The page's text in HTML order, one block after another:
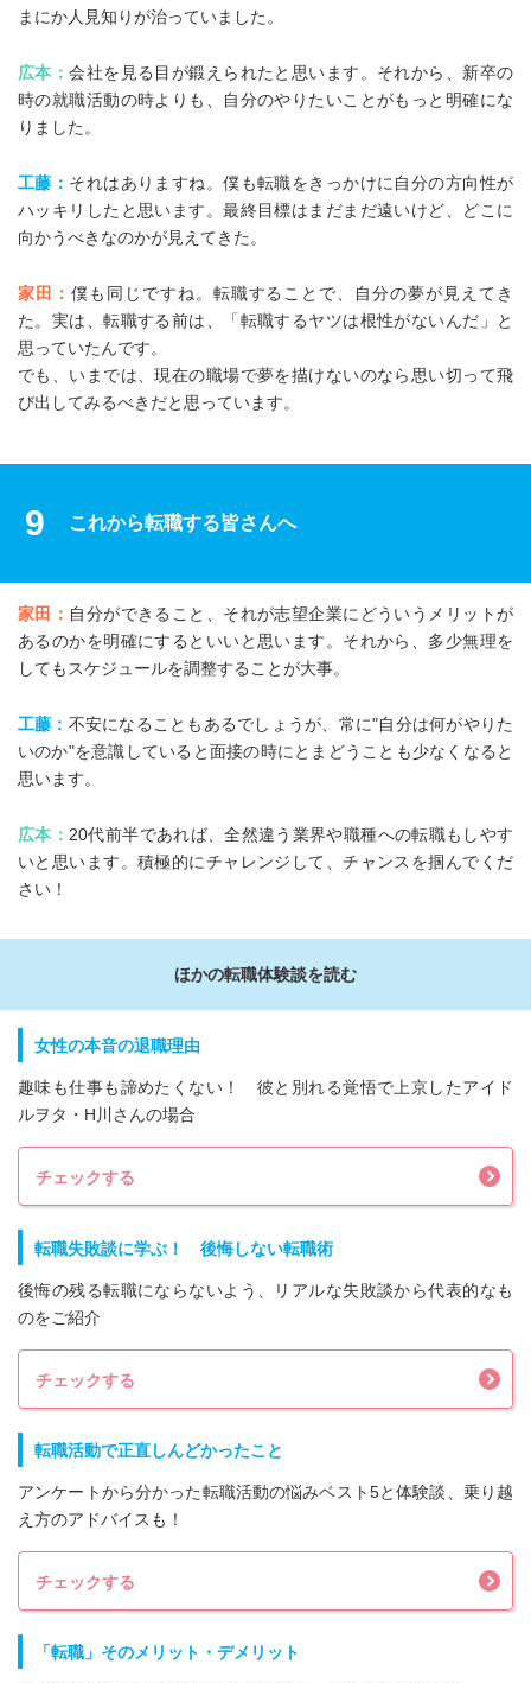
まにか人見知りが治っていました。
広本：会社を見る目が鍛えられたと思います。それから、新卒の
時の就職活動の時よりも、自分のやりたいことがもっと明確にな
りました。
工藤： それはありますね。僕も転職をきっかけに自分の方向性が
ハッキリしたと思います。最終目標はまだまだ遠いけど、どこに
向かうべきなのかが見えてきた。
家田： 僕も同じですね。転職することで、自分の夢が見えてき
た。実は、転職する前は、「転職するヤツは根性がないんだ」と
思っていたんです。
でも、いまでは、現在の職場で夢を描けないのなら思い切って飛
び出してみるべきだと思っています。
9 これから転職する皆さんへ
家田： 自分ができること、それが志望企業にどういうメリットが
あるのかを明確にするといいと思います。それから、多少無理を
してもスケジュールを調整することが大事。
工藤： 不安になることもあるでしょうが、常に"自分は何がやりた
いのか"を意識していると面接の時にとまどうことも少なくなると
思います。
広本： 20代前半であれば、全然違う業界や職種への転職もしやす
いと思います。積極的にチャレンジして、チャンスを掴んでくだ
さい！
ほかの転職体験談を読む
女性の本音の退職理由
趣味も仕事も諦めたくない！ 彼と別れる覚悟で上京したアイド
ルヲタ・H川さんの場合
チェックする
転職失敗談に学ぶ！ 後悔しない転職術
後悔の残る転職にならないよう、リアルな失敗談から代表的なも
のをご紹介
チェックする
転職活動で正直しんどかったこと
アンケートから分かった転職活動の悩みベスト5と体験談、乗り越
え方のアドバイスも！
チェックする
「転職」そのメリット・デメリット